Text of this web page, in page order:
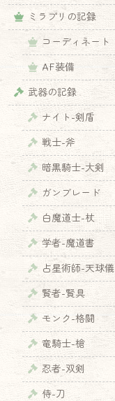
ミラプリの記録
コーディネート
AF装備
武器の記録
ナイト-剣盾
戦士-斧
暗黒騎士-大剣
ガンブレード
白魔道士-杖
学者-魔道書
占星術師-天球儀
賢者-賢具
モンク-格闘
竜騎士-槍
忍者-双剣
侍-刀